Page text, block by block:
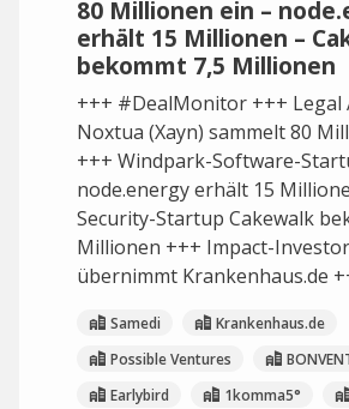
80 Millionen ein –
erhält 15 Millionen –
bekommt 7,5 Millionen
+++ #DealMonitor +++ Legal
Noxtua (Xayn) sammelt 80
+++ Windpark-Software-
node.energy erhält 15
Security-Startup Cakewalk
Millionen +++ Impact-
übernimmt Krankenhaus.de
Samedi
Krankenhaus.de
Possible Ventures
Earlybird
1komma5°